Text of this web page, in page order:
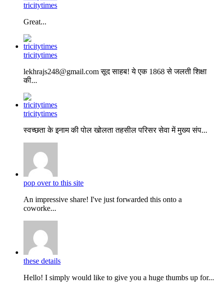
tricitytimes
Great...
tricitytimes
lekhrajs248@gmail.com सूद साहब! ये एक 1868 से जलती शिक्षा
की...
tricitytimes
स्वच्छता के इनाम की पोल खोलता तहसील परिसर सेवा में मुख्य संप...
pop over to this site
An impressive share! I've just forwarded this onto a
coworke...
these details
Hello! I simply would like to give you a huge thumbs up for...